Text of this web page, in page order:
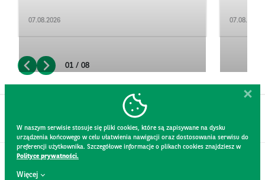
07.08.2026 07.08.2026
01 / 08
W naszym serwisie stosuje się pliki cookies, które są zapisywane na dysku
urządzenia końcowego w celu ułatwienia nawigacji oraz dostosowania serwisu do
preferencji użytkownika. Szczegółowe informacje o plikach cookies znajdziesz w
Polityce prywatności.
Więcej
REGULAMIN STRONY